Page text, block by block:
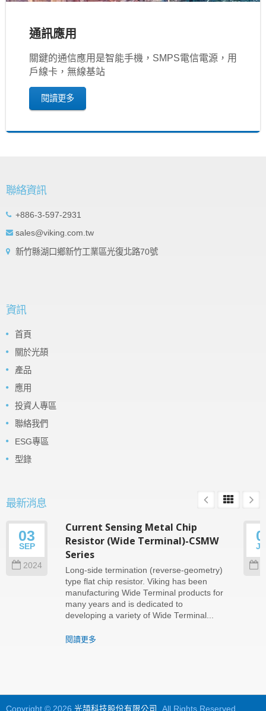
通訊應用
關鍵的通信應用是智能手機，SMPS電信電源，用
戶線卡，無線基站
閱讀更多
聯絡資訊
+886-3-597-2931
sales@viking.com.tw
新竹縣湖口鄉新竹工業區光復北路70號
資訊
首頁
關於光頡
產品
應用
投資人專區
聯絡我們
ESG專區
型錄
最新消息
03
SEP
2024
Current Sensing Metal Chip
Resistor (Wide Terminal)-CSMW
Series
Long-side termination (reverse-geometry)
type flat chip resistor. Viking has been
manufacturing Wide Terminal products for
many years and is dedicated to
developing a variety of Wide Terminal...
閱讀更多
Copyright © 2026 光頡科技股份有限公司 . All Rights Reserved.